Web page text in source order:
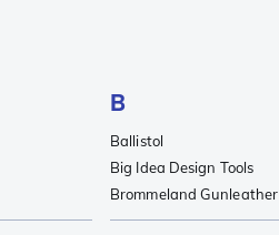
B
Ballistol
Big Idea Design Tools
Brommeland Gunleather